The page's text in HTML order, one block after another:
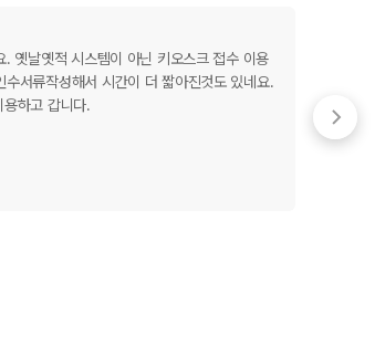
옛날옛적 시스템이 아닌 키오스크 접수 이용
서류작성해서 시간이 더 짧아진것도 있네요.
하고 갑니다.